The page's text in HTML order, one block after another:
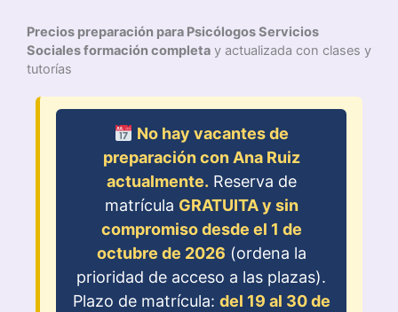
Precios preparación para Psicólogos Servicios
Sociales formación completa y actualizada con clases y
tutorías
No hay vacantes de
preparación con Ana Ruiz
actualmente. Reserva de
matrícula GRATUITA y sin
compromiso desde el 1 de
octubre de 2026 (ordena la
prioridad de acceso a las plazas).
Plazo de matrícula: del 19 al 30 de